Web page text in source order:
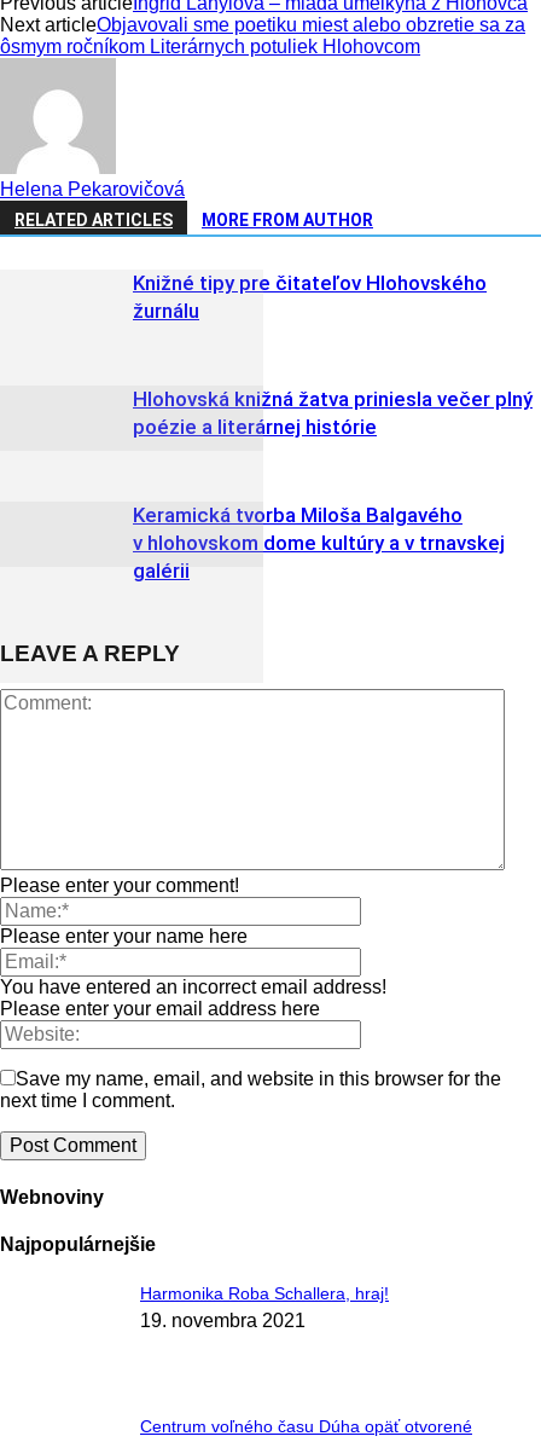
Next articleObjavovali sme poetiku miest alebo obzretie sa za
ôsmym ročníkom Literárnych potuliek Hlohovcom
Helena Pekarovičová
RELATED ARTICLES MORE FROM AUTHOR
Knižné tipy pre čitateľov Hlohovského
žurnálu
Hlohovská knižná žatva priniesla večer plný
poézie a literárnej histórie
Keramická tvorba Miloša Balgavého
v hlohovskom dome kultúry a v trnavskej
galérii
LEAVE A REPLY
Please enter your comment!
Please enter your name here
You have entered an incorrect email address!
Please enter your email address here
Save my name, email, and website in this browser for the
next time I comment.
Webnoviny
Najpopulárnejšie
Harmonika Roba Schallera, hraj!
19. novembra 2021
Centrum voľného času Dúha opäť otvorené